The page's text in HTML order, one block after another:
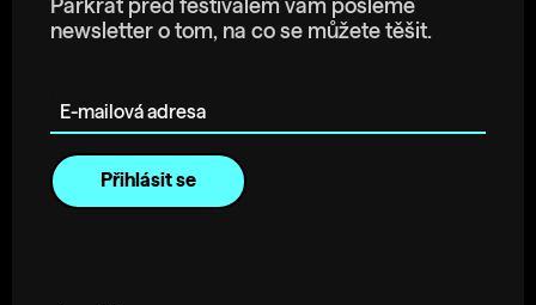
Párkrát před festivalem vám pošleme
newsletter o tom, na co se můžete těšit.